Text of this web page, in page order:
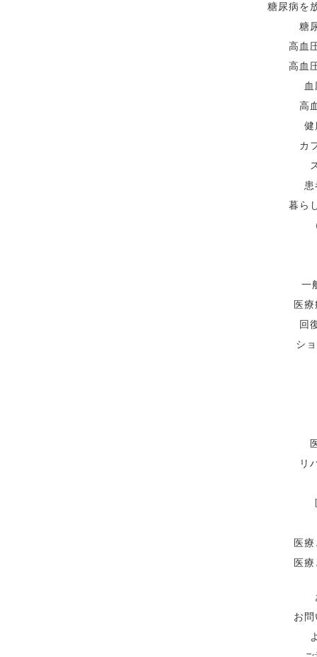
糖尿病を
糖
高血
高血
高
健
カ
暮ら
一
医
回
シ
リ
医
医
お